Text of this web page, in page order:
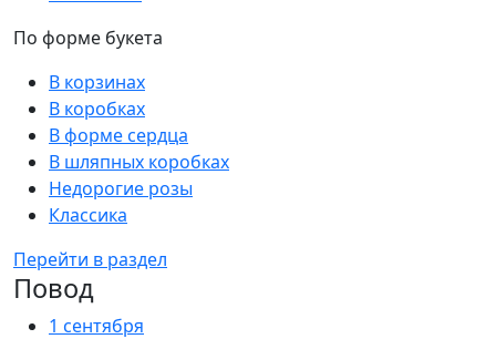
По форме букета
В корзинах
В коробках
В форме сердца
В шляпных коробках
Недорогие розы
Классика
Перейти в раздел
Повод
1 сентября